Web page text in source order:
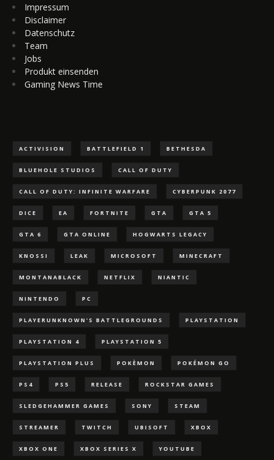
Impressum
Disclaimer
Datenschutz
Team
Jobs
Produkt einsenden
Gaming News Time
ACTIVISION BATTLEFIELD 1 BETHESDA
BLUEHOLE STUDIOS CALL OF DUTY
CALL OF DUTY: INFINITE WARFARE CYBERPUNK 2077
DICE EA FORTNITE GTA GTA 5
GTA 6 GTA ONLINE HOGWARTS LEGACY
KNOSSI LEAK MICROSOFT MINECRAFT
MONTANABLACK NETFLIX NIANTIC
NINTENDO PC
PLAYERUNKNOWN'S BATTLEGROUNDS PLAYSTATION
PLAYSTATION 4 PLAYSTATION 5
PLAYSTATION PLUS POKÈMON POKÉMON GO
PS4 PS5 RELEASE ROCKSTAR GAMES
SLEDGEHAMMER GAMES SONY STEAM
STREAMER TWITCH UBISOFT XBOX
XBOX ONE XBOX SERIES X YOUTUBE